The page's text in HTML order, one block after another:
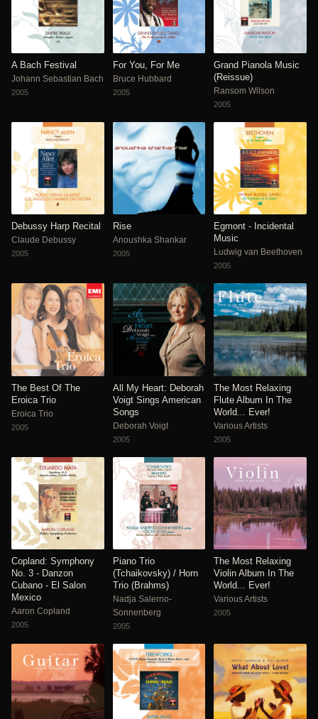
A Bach Festival
Johann Sebastian Bach
2005
For You, For Me
Bruce Hubbard
2005
Grand Pianola Music
(Reissue)
Ransom Wilson
2005
Debussy Harp Recital
Claude Debussy
2005
Rise
Anoushka Shankar
2005
Egmont - Incidental
Music
Ludwig van Beethoven
2005
The Best Of The
Eroica Trio
Eroica Trio
2005
All My Heart: Deborah
Voigt Sings American
Songs
Deborah Voigt
2005
The Most Relaxing
Flute Album In The
World... Ever!
Various Artists
2005
Copland: Symphony
No. 3 - Danzon
Cubano - El Salon
Mexico
Aaron Copland
2005
Piano Trio
(Tchaikovsky) / Horn
Trio (Brahms)
Nadja Salerno-
Sonnenberg
2005
The Most Relaxing
Violin Album In The
World... Ever!
Various Artists
2005